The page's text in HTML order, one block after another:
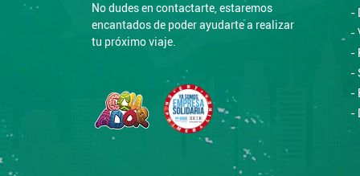
No dudes en contactarte, estaremos
encantados de poder ayudarte a realizar
tu próximo viaje.
-
-
-
-
-
-